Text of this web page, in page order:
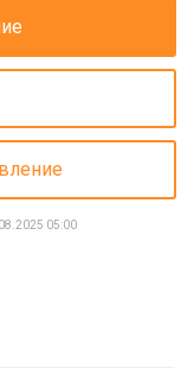
05:00